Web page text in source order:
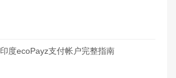
印度ecoPayz支付帐户完整指南